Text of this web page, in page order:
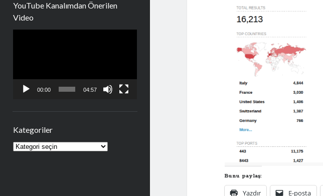
YouTube Kanalımdan Önerilen
Video
00:00 04:57
Kategoriler
Kategoriler
Bunu paylaş:
Yazdır E-posta